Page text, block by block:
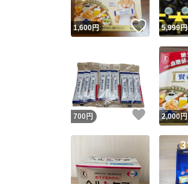
1,600円 いいね！
5,999円
700 円 いいね！
2,000円